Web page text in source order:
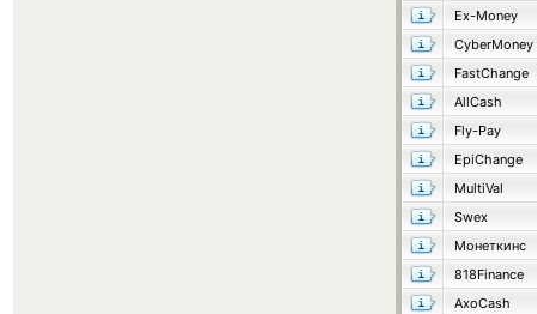
Ex-Money
CyberMoney
FastChange
AllCash
Fly-Pay
EpiChange
MultiVal
Swex
Монеткинс
818Finance
AxoCash